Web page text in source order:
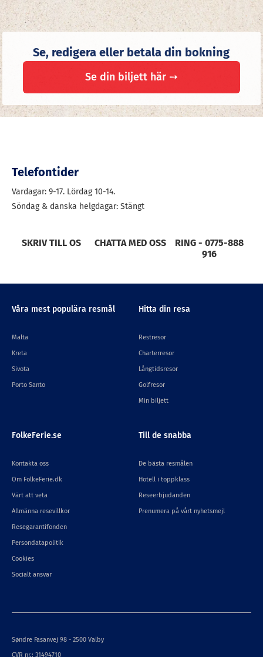
Se, redigera eller betala din bokning
Se din biljett här ➙
Telefontider
Vardagar: 9-17. Lördag 10-14.
Söndag & danska helgdagar: Stängt
SKRIV TILL OS CHATTA MED OSS
RING - 0775-888
916
Våra mest populära resmål
Malta
Kreta
Sivota
Porto Santo
Hitta din resa
Restresor
Charterresor
Långtidsresor
Golfresor
Min biljett
FolkeFerie.se
Kontakta oss
Om FolkeFerie.dk
Värt att veta
Allmänna resevillkor
Resegarantifonden
Persondatapolitik
Cookies
Socialt ansvar
Till de snabba
De bästa resmålen
Hotell i toppklass
Reseerbjudanden
Prenumera på vårt nyhetsmejl
Søndre Fasanvej 98 - 2500 Valby
CVR nr.: 31494710